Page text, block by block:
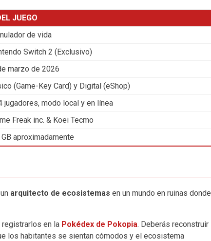
JUEGO
de vida
Switch 2 (Exclusivo)
marzo de 2026
(Game-Key Card) y Digital (eShop)
jugadores, modo local y en línea
Freak inc. & Koei Tecmo
aproximadamente
arquitecto de ecosistemas en un mundo en ruinas donde
en la Pokédex de Pokopia. Deberás reconstruir
los habitantes se sientan cómodos y el ecosistema